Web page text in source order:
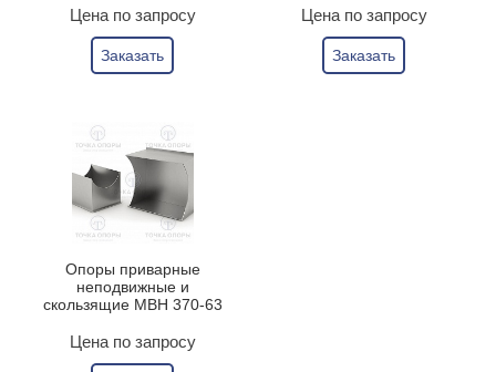
Цена по запросу
Заказать
Цена по запросу
Заказать
Опоры приварные
неподвижные и
скользящие МВН 370-63
Цена по запросу